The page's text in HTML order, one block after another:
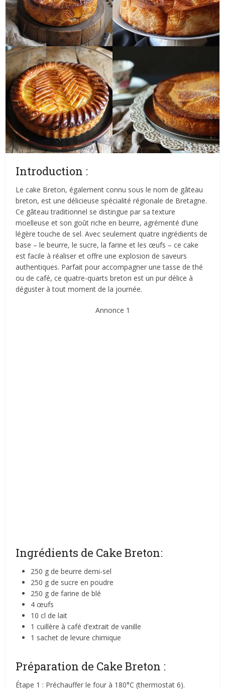
Introduction :
Le cake Breton, également connu sous le nom de gâteau
breton, est une délicieuse spécialité régionale de Bretagne.
Ce gâteau traditionnel se distingue par sa texture
moelleuse et son goût riche en beurre, agrémenté d’une
légère touche de sel. Avec seulement quatre ingrédients de
base – le beurre, le sucre, la farine et les œufs – ce cake
est facile à réaliser et offre une explosion de saveurs
authentiques. Parfait pour accompagner une tasse de thé
ou de café, ce quatre-quarts breton est un pur délice à
déguster à tout moment de la journée.
Annonce 1
Ingrédients de Cake Breton:
250 g de beurre demi-sel
250 g de sucre en poudre
250 g de farine de blé
4 œufs
10 cl de lait
1 cuillère à café d’extrait de vanille
1 sachet de levure chimique
Préparation de Cake Breton :
Étape 1 : Préchauffer le four à 180°C (thermostat 6).